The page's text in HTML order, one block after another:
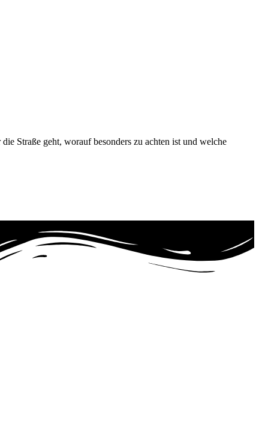
Straße geht, worauf besonders zu achten ist und welche